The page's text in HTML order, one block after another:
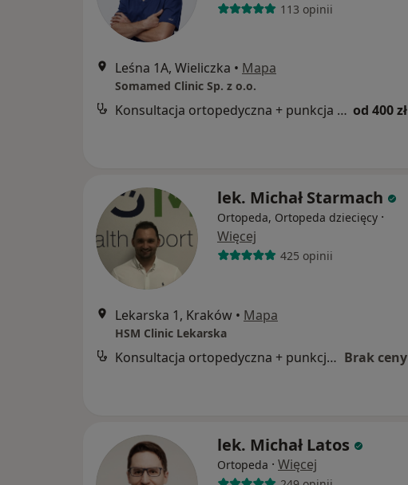
113 opinii
Leśna 1A, Wieliczka • Mapa
Somamed Clinic Sp. z o.o.
Konsultacja ortopedyczna + punkcja stawów od 400 zł
lek. Michał Starmach
Ortopeda, Ortopeda dziecięcy ·
Więcej
425 opinii
Lekarska 1, Kraków • Mapa
HSM Clinic Lekarska
Konsultacja ortopedyczna + punkcja stawów Brak ceny
lek. Michał Latos
Ortopeda · Więcej